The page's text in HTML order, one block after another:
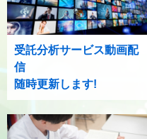
受託分析サービス動画配
信
随時更新します!